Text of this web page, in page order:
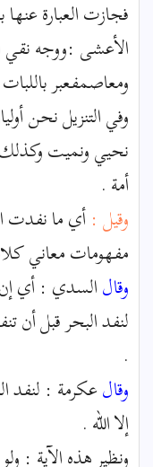
فجازت العبارة
الأعشى :ووجه نقي
ومعاصمفعبر
وفي التنزيل نحن
نحيي ونميت وكذلك
أمة .
وقيل :أي ما نفدت
مفهومات معاني
وقالالسدي : أي
لنفد البحر قبل أن
.
وقالعكرمة : لنفد
إلا الله .
ونظير هذه الآية :